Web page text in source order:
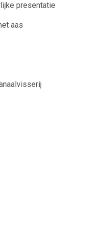
presentatie
aas